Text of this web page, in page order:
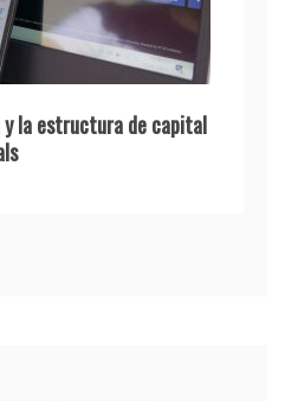
y la estructura de capital